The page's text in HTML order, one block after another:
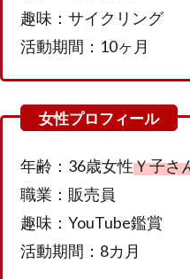
趣味：サイクリング
活動期間：10ヶ月
年齢：36歳女性Ｙ子さ
職業：販売員
趣味：YouTube鑑賞
活動期間：8カ月